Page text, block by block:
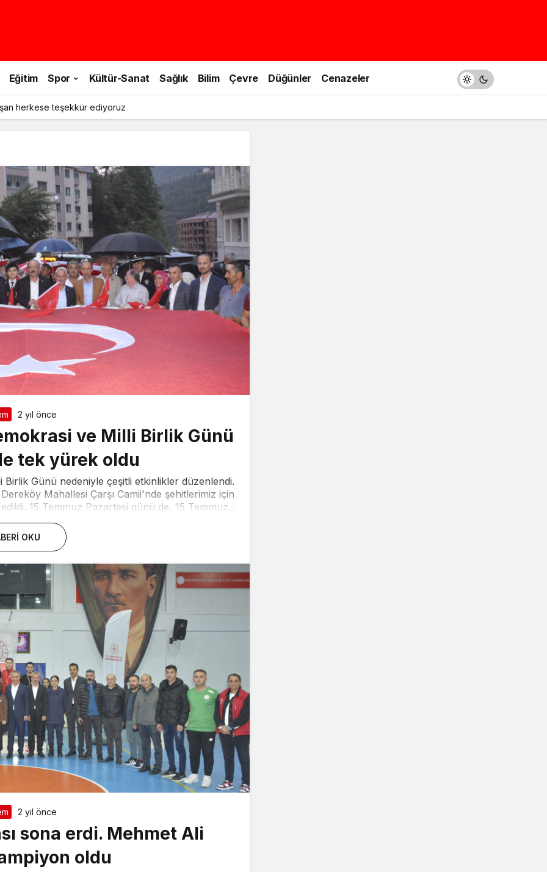
Eğitim Spor Kültür-Sanat Sağlık Bilim Çevre Düğünler Cenazeler
herkese teşekkür ediyoruz
2 yıl önce
ve Milli Birlik Günü
tek yürek oldu
Günü nedeniyle çeşitli etkinlikler düzenlendi.
Mahallesi Çarşı Camii'nde şehitlerimiz için
15 Temmuz Pazartesi günü de, 15 Temmuz...
OKU
2 yıl önce
sona erdi. Mehmet Ali
oldu